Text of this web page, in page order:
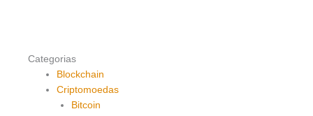
Categorias
Blockchain
Criptomoedas
Bitcoin